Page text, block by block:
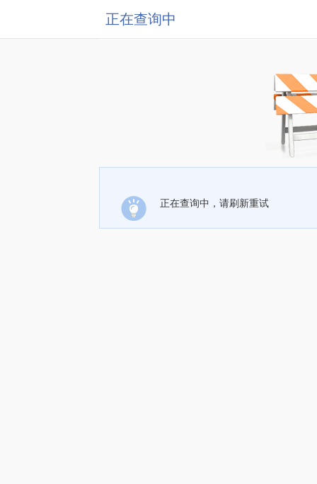
正在查询中
正在查询中，请刷新重试